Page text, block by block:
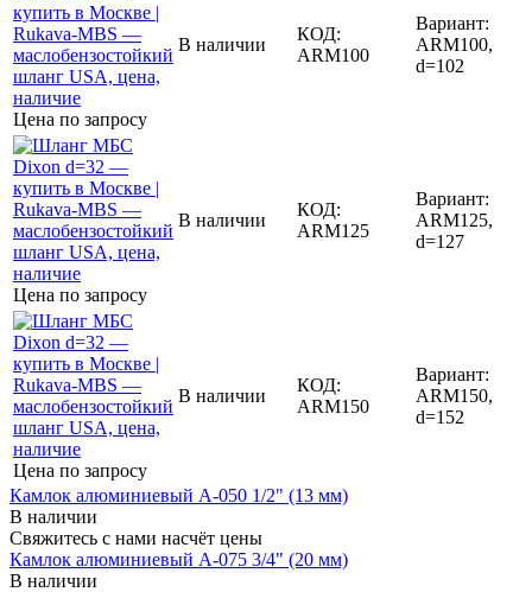
Цена по запросу
В наличии
КОД:
ARM100
Вариант:
ARM100,
d=102
Цена по запросу
В наличии
КОД:
ARM125
Вариант:
ARM125,
d=127
Цена по запросу
В наличии
КОД:
ARM150
Вариант:
ARM150,
d=152
Камлок алюминиевый A-050 1/2" (13 мм)
В наличии
Свяжитесь с нами насчёт цены
Камлок алюминиевый A-075 3/4" (20 мм)
В наличии